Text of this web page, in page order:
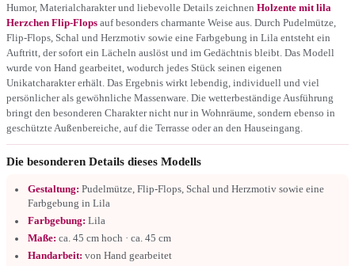
Humor, Materialcharakter und liebevolle Details zeichnen Holzente mit lila
Herzchen Flip-Flops auf besonders charmante Weise aus. Durch Pudelmütze,
Flip-Flops, Schal und Herzmotiv sowie eine Farbgebung in Lila entsteht ein
Auftritt, der sofort ein Lächeln auslöst und im Gedächtnis bleibt. Das Modell
wurde von Hand gearbeitet, wodurch jedes Stück seinen eigenen
Unikatcharakter erhält. Das Ergebnis wirkt lebendig, individuell und viel
persönlicher als gewöhnliche Massenware. Die wetterbeständige Ausführung
bringt den besonderen Charakter nicht nur in Wohnräume, sondern ebenso in
geschützte Außenbereiche, auf die Terrasse oder an den Hauseingang.
Die besonderen Details dieses Modells
Gestaltung: Pudelmütze, Flip-Flops, Schal und Herzmotiv sowie eine
Farbgebung in Lila
Farbgebung: Lila
Maße: ca. 45 cm hoch · ca. 45 cm
Handarbeit: von Hand gearbeitet